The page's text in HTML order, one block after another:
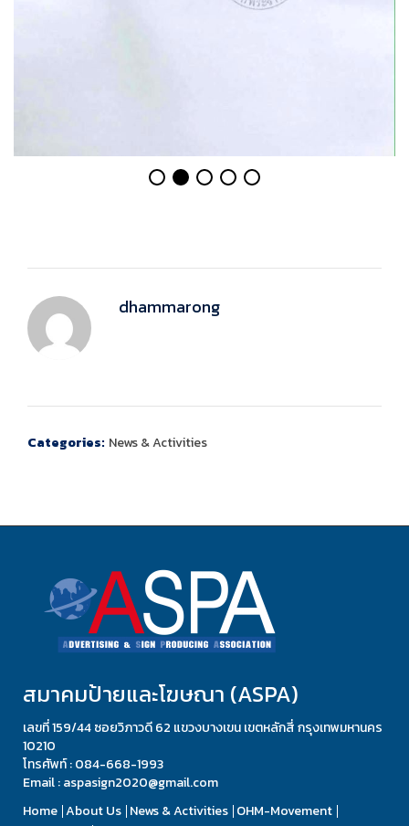
dhammarong
Categories: News & Activities
สมาคมป้ายและโฆษณา (ASPA)
เลขที่ 159/44 ซอยวิภาวดี 62 แขวงบางเขน เขตหลักสี่ กรุงเทพมหานคร
10210
โทรศัพท์ : 084-668-1993
Email : aspasign2020@gmail.com
Home About Us News & Activities OHM-Movement